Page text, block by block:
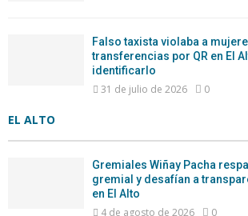
Falso taxista violaba a
transferencias por QR en El
identificarlo
31 de julio de 2026 0
EL ALTO
Gremiales Wiñay Pacha
gremial y desafían a
en El Alto
4 de agosto de 2026 0